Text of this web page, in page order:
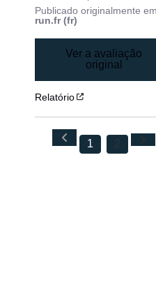
Publicado originalmente
run.fr (fr)
Ver a avaliação
original
Relatório
1 2